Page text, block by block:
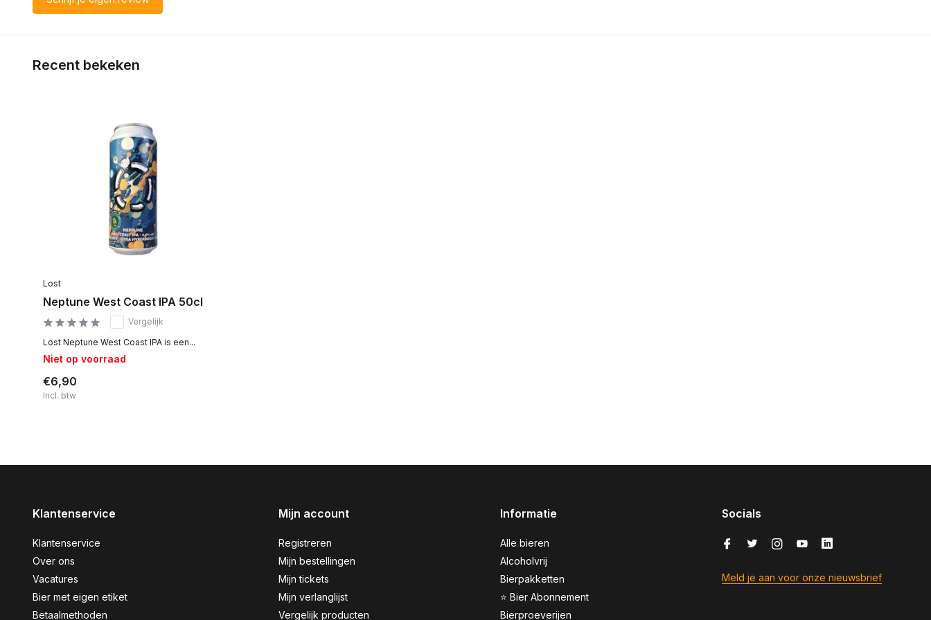
Recent bekeken
Lost
Neptune West Coast IPA 50cl
Vergelijk
Lost Neptune West Coast IPA is een...
Niet op voorraad
€6,90
Incl. btw
Klantenservice
Klantenservice
Over ons
Vacatures
Bier met eigen etiket
Betaalmethoden
Mijn account
Registreren
Mijn bestellingen
Mijn tickets
Mijn verlanglijst
Vergelijk producten
Informatie
Alle bieren
Alcoholvrij
Bierpakketten
⭐ Bier Abonnement
Bierproeverijen
Socials
Meld je aan voor onze nieuwsbrief